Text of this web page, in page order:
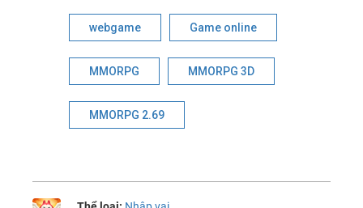
webgame Game online
MMORPG MMORPG 3D
MMORPG 2.69